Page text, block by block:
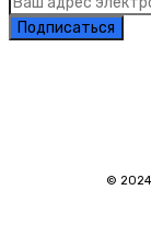
Подписаться
©